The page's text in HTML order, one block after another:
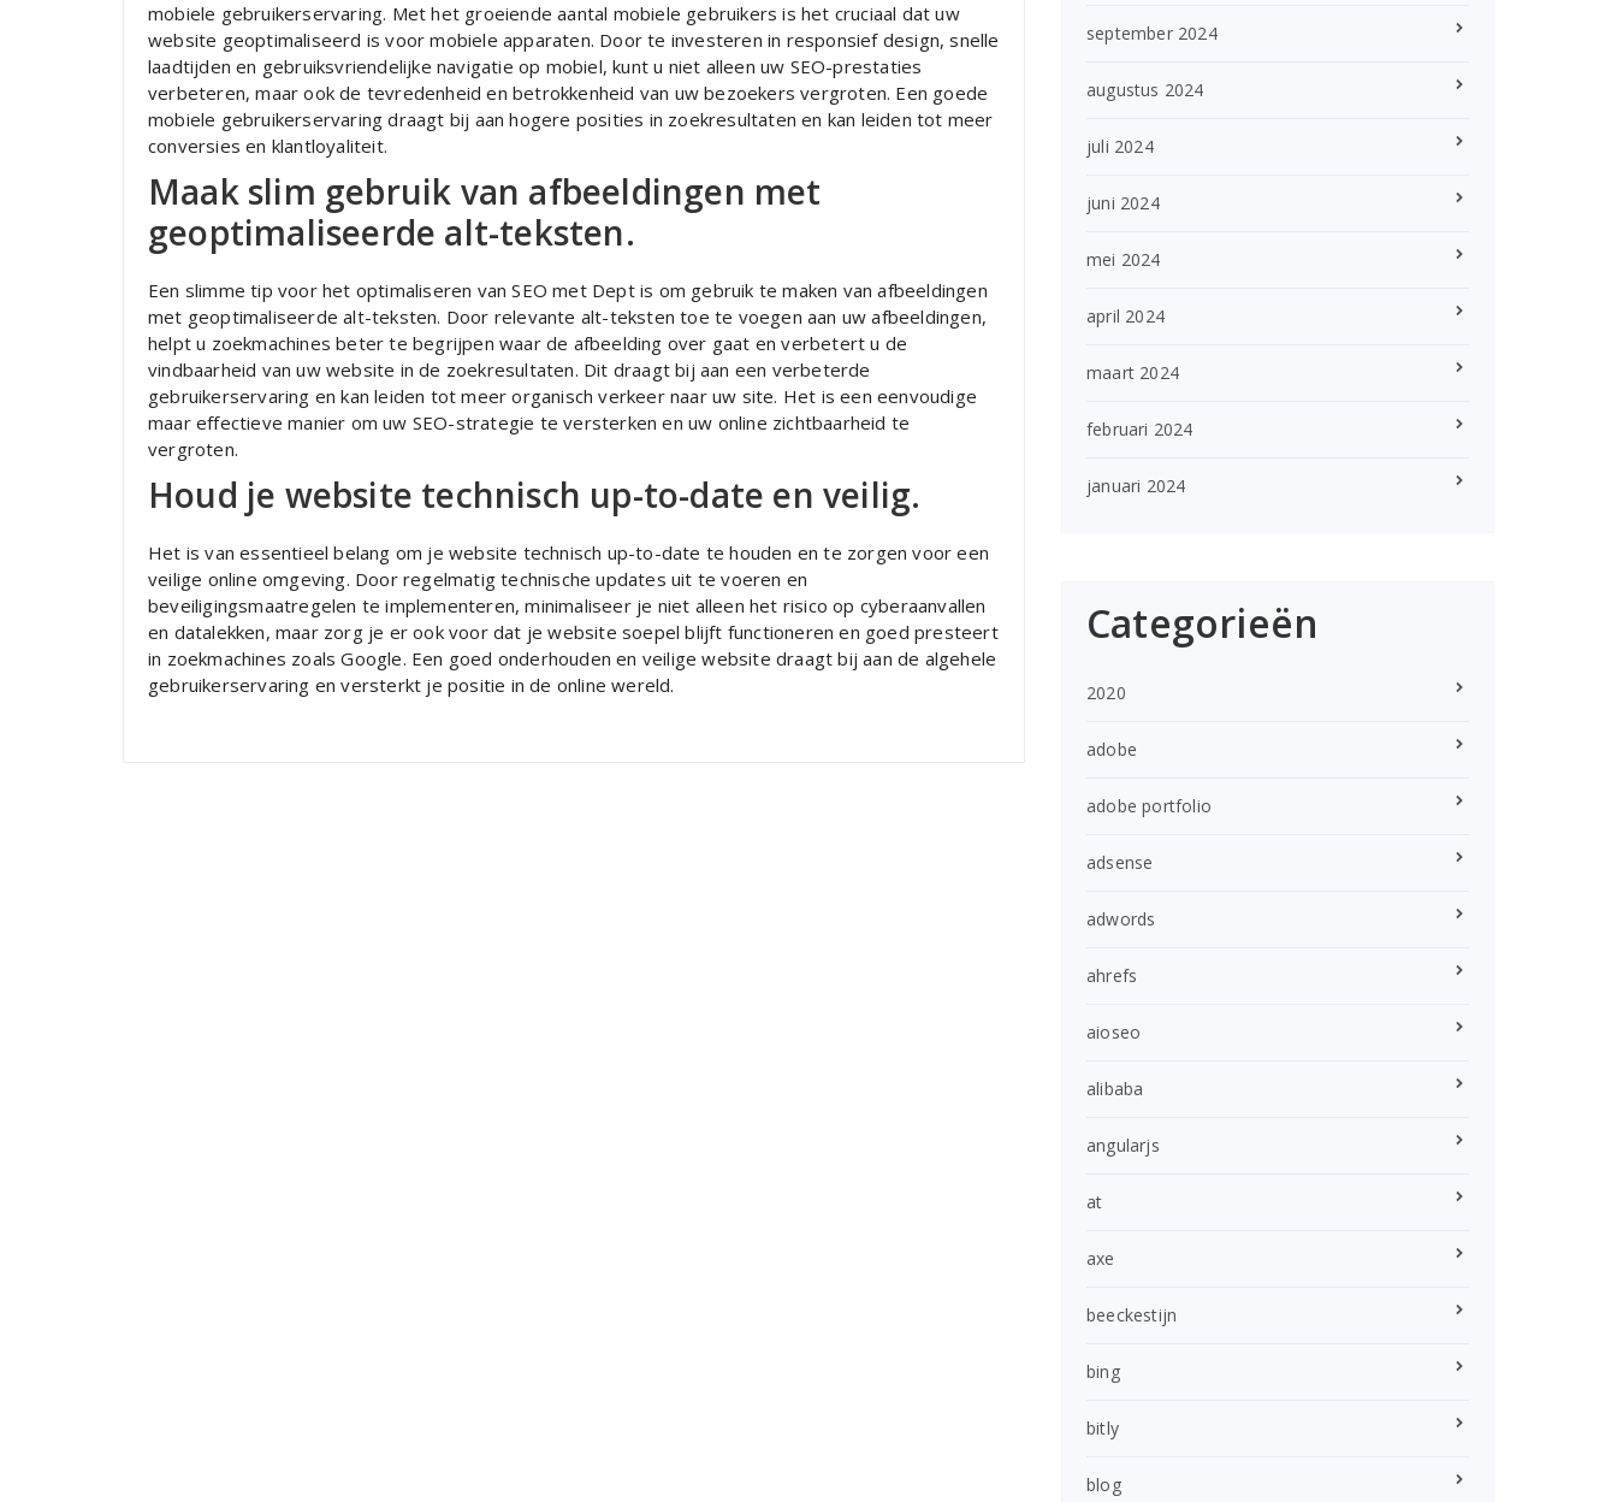
mobiele gebruikerservaring. Met het groeiende aantal mobiele gebruikers is het cruciaal dat uw
website geoptimaliseerd is voor mobiele apparaten. Door te investeren in responsief design, snelle
laadtijden en gebruiksvriendelijke navigatie op mobiel, kunt u niet alleen uw SEO-prestaties
verbeteren, maar ook de tevredenheid en betrokkenheid van uw bezoekers vergroten. Een goede
mobiele gebruikerservaring draagt bij aan hogere posities in zoekresultaten en kan leiden tot meer
conversies en klantloyaliteit.
Maak slim gebruik van afbeeldingen met
geoptimaliseerde alt-teksten.
Een slimme tip voor het optimaliseren van SEO met Dept is om gebruik te maken van afbeeldingen
met geoptimaliseerde alt-teksten. Door relevante alt-teksten toe te voegen aan uw afbeeldingen,
helpt u zoekmachines beter te begrijpen waar de afbeelding over gaat en verbetert u de
vindbaarheid van uw website in de zoekresultaten. Dit draagt bij aan een verbeterde
gebruikerservaring en kan leiden tot meer organisch verkeer naar uw site. Het is een eenvoudige
maar effectieve manier om uw SEO-strategie te versterken en uw online zichtbaarheid te
vergroten.
Houd je website technisch up-to-date en veilig.
Het is van essentieel belang om je website technisch up-to-date te houden en te zorgen voor een
veilige online omgeving. Door regelmatig technische updates uit te voeren en
beveiligingsmaatregelen te implementeren, minimaliseer je niet alleen het risico op cyberaanvallen
en datalekken, maar zorg je er ook voor dat je website soepel blijft functioneren en goed presteert
in zoekmachines zoals Google. Een goed onderhouden en veilige website draagt bij aan de algehele
gebruikerservaring en versterkt je positie in de online wereld.
september 2024
augustus 2024
juli 2024
juni 2024
mei 2024
april 2024
maart 2024
februari 2024
januari 2024
Categorieën
2020
adobe
adobe portfolio
adsense
adwords
ahrefs
aioseo
alibaba
angularjs
at
axe
beeckestijn
bing
bitly
blog